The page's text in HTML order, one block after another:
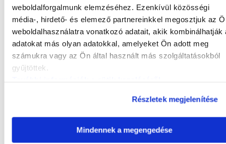
weboldalforgalmunk elemzéséhez. Ezenkívül közösségi
média-, hirdető- és elemező partnereinkkel megosztjuk az
weboldalhasználatra vonatkozó adatait, akik kombinálhatják
adatokat más olyan adatokkal, amelyeket Ön adott meg
számukra vagy az Ön által használt más szolgáltatásokból
gyűjtöttek.
Részletek megjelenítése
Mindennek a megengedése
nevet kapta nagyapja után. Ő lett aztán a miIII. Andrásunk
Mikor kisebb-nagyobb nehézségek után 1290-ben III.
magyar rendek elismerték mint törvényes Turul-dinasztiabeli
az ifjú uralkodónak azonnal feleséget is kerestek, hiszen
tényleg ő maradt az utolsó a nemzetségéből. Először
Fennenakujáviai lengyel hercegnő lett a felesége, majd
döbbenetet keltett. Az országban eluralkodott a káosz, az
pedig megkezdődött a vetélkedés, amely csak 1308-ban,
megkoronázásával ért véget.